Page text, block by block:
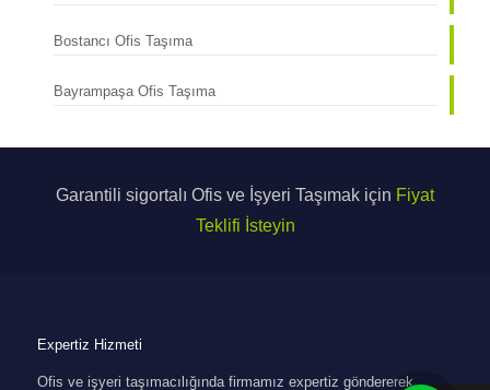
Bostancı Ofis Taşıma
Bayrampaşa Ofis Taşıma
Garantili sigortalı Ofis ve İşyeri Taşımak için Fiyat
Teklifi İsteyin
Expertiz Hizmeti
Ofis ve işyeri taşımacılığında firmamız expertiz göndererek